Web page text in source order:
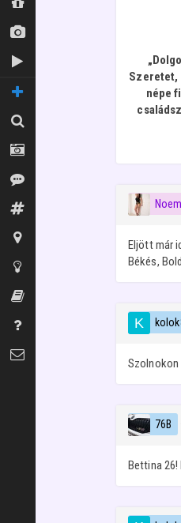
Gyakran Ismételt Kérdések
Szeretet,
népe
Eljött már
Békés,
Szolnokon
76B
Bettina 26!